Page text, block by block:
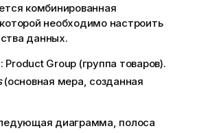
комбинированная
необходимо настроить
данных.
: Product Group (группа товаров).
(основная мера, созданная
диаграмма, полоса